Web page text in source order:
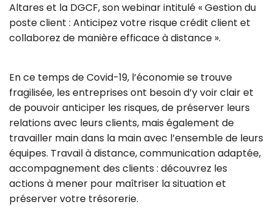
Altares et la DGCF, son webinar intitulé « Gestion du
poste client : Anticipez votre risque crédit client et
collaborez de manière efficace à distance ».
En ce temps de Covid-19, l’économie se trouve
fragilisée, les entreprises ont besoin d’y voir clair et
de pouvoir anticiper les risques, de préserver leurs
relations avec leurs clients, mais également de
travailler main dans la main avec l’ensemble de leurs
équipes. Travail à distance, communication adaptée,
accompagnement des clients : découvrez les
actions à mener pour maîtriser la situation et
préserver votre trésorerie.